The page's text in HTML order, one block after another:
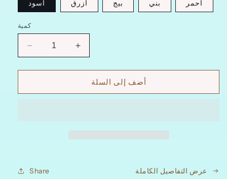
اسود ازرق بيج بني احمر
كمية
ل
هدية
زيادة
ل
علب
هدية
أضف إلى السلة
Share عرض التفاصيل الكاملة